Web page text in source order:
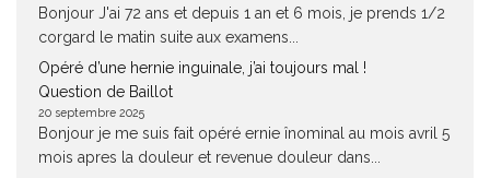
Bonjour J'ai 72 ans et depuis 1 an et 6 mois, je prends 1/2
corgard le matin suite aux examens...
Opéré d’une hernie inguinale, j’ai toujours mal !
Question de Baillot
20 septembre 2025
Bonjour je me suis fait opéré ernie înominal au mois avril 5
mois apres la douleur et revenue douleur dans...